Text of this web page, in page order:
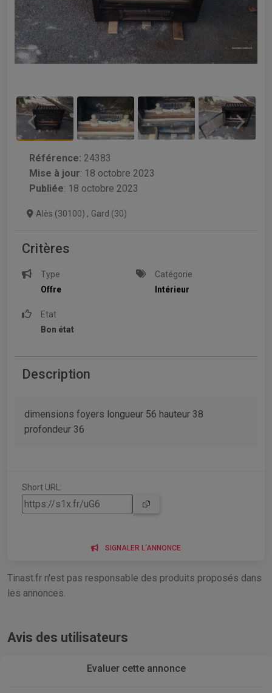
Référence: 24383
Mise à jour: 18 octobre 2023
Publiée: 18 octobre 2023
Alès (30100) , Gard (30)
Critères
Type
Offre
Catégorie
Intérieur
Etat
Bon état
Description
dimensions foyers longueur 56 hauteur 38
profondeur 36
Short URL:
SIGNALER L'ANNONCE
Tinast.fr n'est pas responsable des produits proposés dans
les annonces.
Avis des utilisateurs
Evaluer cette annonce